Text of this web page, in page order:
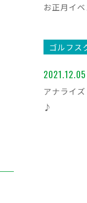
お正月イ
ゴルフス
2021.12.05
アナライ
♪